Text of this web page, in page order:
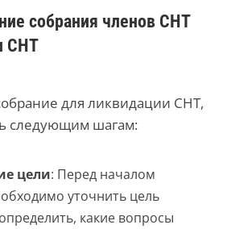
собрания членов СНТ
СНТ
для ликвидации СНТ,
следующим шагам:
цели: Перед началом
уточнить цель
какие вопросы